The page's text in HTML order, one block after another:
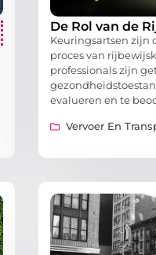
De Rol van de
Keuringsartsen zijn
proces van
professionals zijn
evalueren en te
Vervoer En